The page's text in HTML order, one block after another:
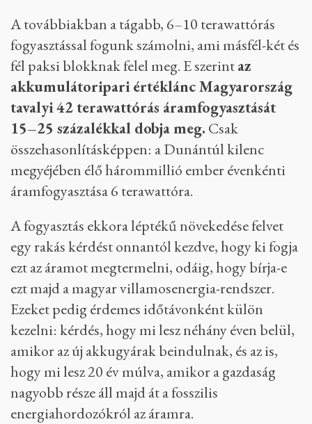
A továbbiakban a tágabb, 6–10 terawattórás
fogyasztással fogunk számolni, ami másfél-két és
fél paksi blokknak felel meg. E szerintaz
akkumulátoripari értéklánc Magyarország
tavalyi 42 terawattórás áramfogyasztását
15–25 százalékkal dobja meg. Csak
összehasonlításképpen: a Dunántúl kilenc
megyéjében élő hárommillió ember évenkénti
áramfogyasztása 6 terawattóra.
A fogyasztás ekkora léptékű növekedése felvet
egy rakás kérdést onnantól kezdve, hogy ki fogja
ezt az áramot megtermelni, odáig, hogy bírja-e
ezt majd a magyar villamosenergia-rendszer.
Ezeket pedig érdemes időtávonként külön
kezelni: kérdés, hogy mi lesz néhány éven belül,
amikor az új akkugyárak beindulnak, és az is,
hogy mi lesz 20 év múlva, amikor a gazdaság
nagyobb része áll majd át a fosszilis
energiahordozókról az áramra.